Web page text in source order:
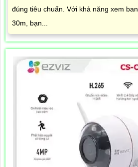
đúng tiêu chuẩn. Với khả năng xem
30m, bạn...